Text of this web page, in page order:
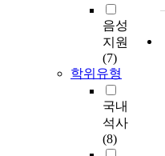
음성
지원
(7)
학위유형
국내
석사
(8)